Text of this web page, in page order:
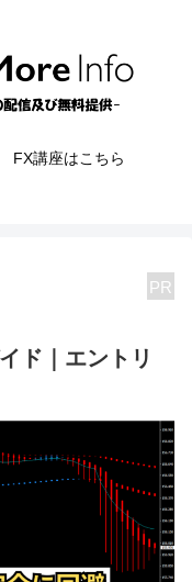
FX講座はこちら
PR
ド｜エントリ